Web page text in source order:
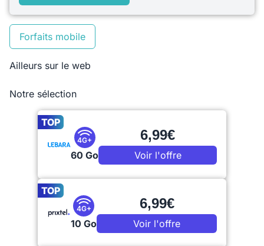
Forfaits mobile
Ailleurs sur le web
Notre sélection
TOP
4G+
60 Go
6,99€
Voir l'offre
TOP
4G+
10 Go
6,99€
Voir l'offre